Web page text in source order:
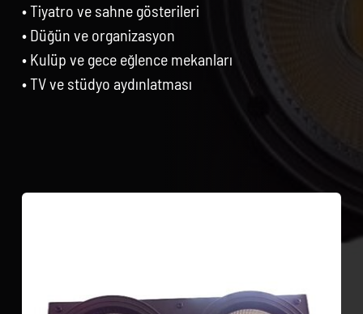
• Tiyatro ve sahne gösterileri
• Düğün ve organizasyon
• Kulüp ve gece eğlence mekanları
• TV ve stüdyo aydınlatması